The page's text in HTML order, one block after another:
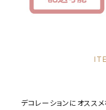
デコレーションにオスス